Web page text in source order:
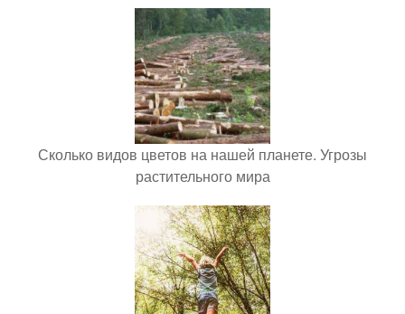
Сколько видов цветов на нашей планете. Угрозы
растительного мира